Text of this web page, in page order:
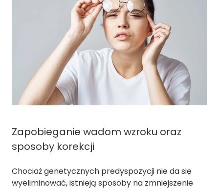
Zapobieganie wadom wzroku oraz
sposoby korekcji
Chociaż genetycznych predyspozycji nie da się
wyeliminować, istnieją sposoby na zmniejszenie